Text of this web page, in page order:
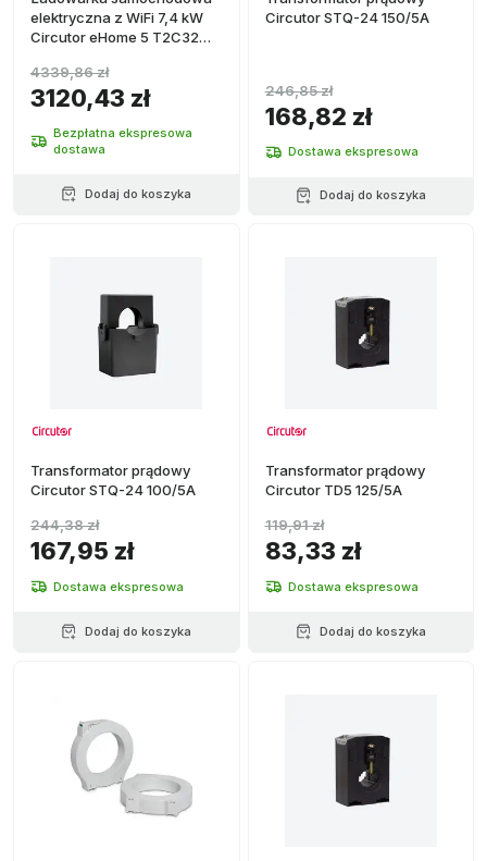
elektryczna z WiFi 7,4 kW
Circutor eHome 5 T2C32
3120,43 zł
4339,86 zł
Bezpłatna ekspresowa
dostawa
Dodaj do koszyka
Circutor STQ-24 150/5A
168,82 zł
246,85 zł
Dostawa ekspresowa
Dodaj do koszyka
Transformator prądowy
Circutor STQ-24 100/5A
167,95 zł
244,38 zł
Dostawa ekspresowa
Dodaj do koszyka
Transformator prądowy
Circutor TD5 125/5A
83,33 zł
119,91 zł
Dostawa ekspresowa
Dodaj do koszyka